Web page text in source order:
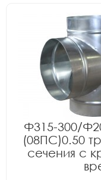
Ф315-300/
(08ПС)0.50
сечения с